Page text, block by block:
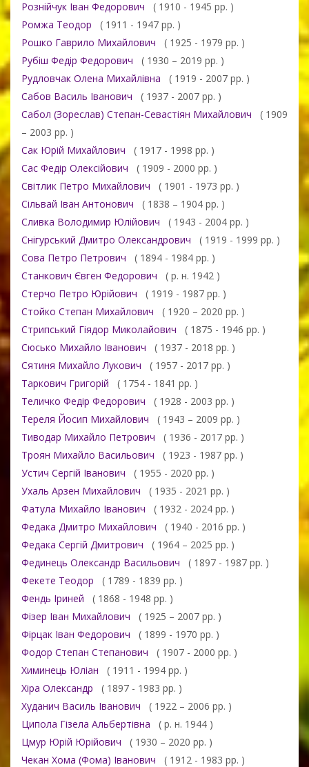
Рознійчук Іван Федорович ( 1910 - 1945 рр. )
Ромжа Теодор
( 1911 - 1947 рр. )
Рошко Гаврило Михайлович ( 1925 - 1979 рр. )
Рубіш Федір Федорович ( 1930 – 2019 рр. )
Рудловчак Олена Михайлівна ( 1919 - 2007 рр. )
Сабов Василь Іванович ( 1937 - 2007 рр. )
Сабол (Зореслав) Степан-Севастіян Михайлович ( 1909
– 2003 рр. )
Сак Юрій Михайлович ( 1917 - 1998 рр. )
Сас Федір Олексійович ( 1909 - 2000 рр. )
Світлик Петро Михайлович ( 1901 - 1973 рр. )
Сільвай Іван Антонович ( 1838 – 1904 рр. )
Сливка Володимир Юлійович ( 1943 - 2004 рр. )
Снігурський Дмитро Олександрович ( 1919 - 1999 рр. )
Сова Петро Петрович ( 1894 - 1984 рр. )
Станкович Євген Федорович ( р. н. 1942 )
Стерчо Петро Юрійович ( 1919 - 1987 рр. )
Стойко Степан Михайлович ( 1920 – 2020 рр. )
Стрипський Гіядор Миколайович ( 1875 - 1946 рр. )
Сюсько Михайло Іванович ( 1937 - 2018 рр. )
Сятиня Михайло Лукович ( 1957 - 2017 рр. )
Таркович Григорій
( 1754 - 1841 рр. )
Теличко Федір Федорович ( 1928 - 2003 рр. )
Тереля Йосип Михайлович ( 1943 – 2009 рр. )
Тиводар Михайло Петрович ( 1936 - 2017 рр. )
Троян Михайло Васильович ( 1923 - 1987 рр. )
Устич Сергій Іванович ( 1955 - 2020 рр. )
Ухаль Арзен Михайлович ( 1935 - 2021 рр. )
Фатула Михайло Іванович ( 1932 - 2024 рр. )
Федака Дмитро Михайлович ( 1940 - 2016 рр. )
Федака Сергій Дмитрович ( 1964 – 2025 рр. )
Фединець Олександр Васильович ( 1897 - 1987 рр. )
Фекете Теодор
( 1789 - 1839 рр. )
Фендь Іриней
( 1868 - 1948 рр. )
Фізер Іван Михайлович ( 1925 – 2007 рр. )
Фірцак Іван Федорович ( 1899 - 1970 рр. )
Фодор Степан Степанович ( 1907 - 2000 рр. )
Химинець Юліан
( 1911 - 1994 рр. )
Хіра Олександр
( 1897 - 1983 рр. )
Худанич Василь Іванович ( 1922 – 2006 рр. )
Ципола Гізела Альбертівна ( р. н. 1944 )
Цмур Юрій Юрійович ( 1930 – 2020 рр. )
Чекан Хома (Фома) Іванович ( 1912 - 1983 рр. )